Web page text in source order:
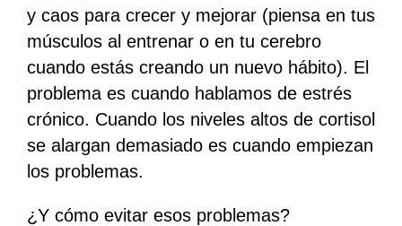
y caos para crecer y mejorar (piensa en tus
músculos al entrenar o en tu cerebro
cuando estás creando un nuevo hábito). El
problema es cuando hablamos de estrés
crónico. Cuando los niveles altos de cortisol
se alargan demasiado es cuando empiezan
los problemas.
¿Y cómo evitar esos problemas?